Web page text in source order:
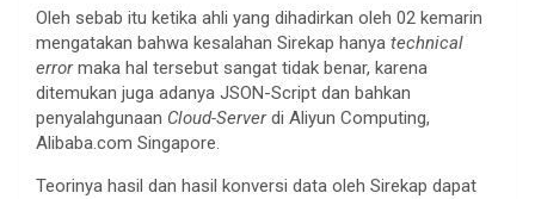
Oleh sebab itu ketika ahli yang dihadirkan oleh 02 kemarin
mengatakan bahwa kesalahan Sirekap hanya technical
errormaka hal tersebut sangat tidak benar, karena
ditemukan juga adanya JSON-Script dan bahkan
penyalahgunaan Cloud-Serverdi Aliyun Computing,
Alibaba.com Singapore.
Teorinya hasil dan hasil konversi data oleh Sirekap dapat